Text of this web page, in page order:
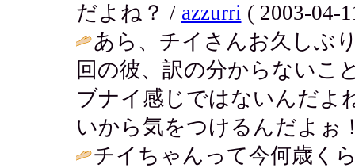
だよね？ / azzurri ( 2003-04-
あら、チイさんお久しぶ
回の彼、訳の分からない
ブナイ感じではないんだよ
いから気をつけるんだよぉ
チイちゃんって今何歳く